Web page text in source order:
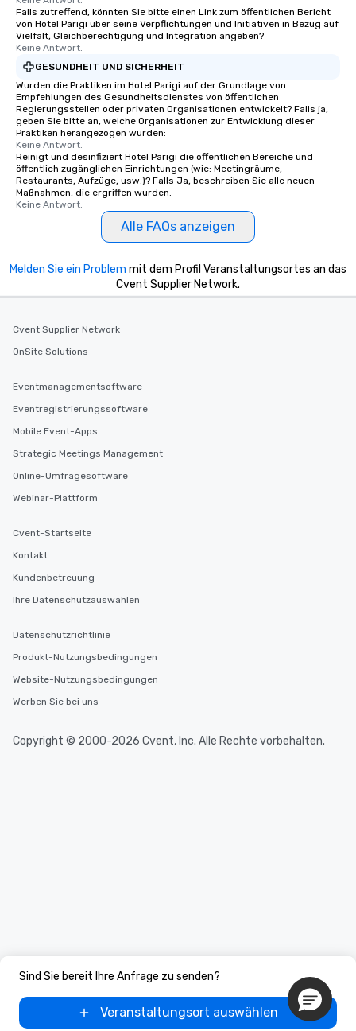
Falls zutreffend, könnten Sie bitte einen Link zum öffentlichen Bericht
von Hotel Parigi über seine Verpflichtungen und Initiativen in Bezug auf
Vielfalt, Gleichberechtigung und Integration angeben?
Keine Antwort.
GESUNDHEIT UND SICHERHEIT
Wurden die Praktiken im Hotel Parigi auf der Grundlage von
Empfehlungen des Gesundheitsdienstes von öffentlichen
Regierungsstellen oder privaten Organisationen entwickelt? Falls ja,
geben Sie bitte an, welche Organisationen zur Entwicklung dieser
Praktiken herangezogen wurden:
Keine Antwort.
Reinigt und desinfiziert Hotel Parigi die öffentlichen Bereiche und
öffentlich zugänglichen Einrichtungen (wie: Meetingräume,
Restaurants, Aufzüge, usw.)? Falls Ja, beschreiben Sie alle neuen
Maßnahmen, die ergriffen wurden.
Keine Antwort.
Alle FAQs anzeigen
Sind Sie bereit Ihre Anfrage zu senden?
Veranstaltungsort auswählen
Melden Sie ein Problem mit dem Profil Veranstaltungsortes an das
Cvent Supplier Network.
Cvent Supplier Network
OnSite Solutions
Eventmanagementsoftware
Eventregistrierungssoftware
Mobile Event-Apps
Strategic Meetings Management
Online-Umfragesoftware
Webinar-Plattform
Cvent-Startseite
Kontakt
Kundenbetreuung
Ihre Datenschutzauswahlen
Datenschutzrichtlinie
Produkt-Nutzungsbedingungen
Website-Nutzungsbedingungen
Werben Sie bei uns
Copyright © 2000-2026 Cvent, Inc. Alle Rechte vorbehalten.